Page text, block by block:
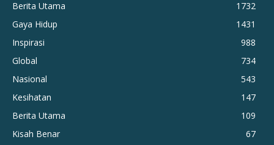
Berita Utama
1732
Gaya Hidup
1431
Inspirasi
988
Global
734
Nasional
543
Kesihatan
147
Berita Utama
109
Kisah Benar
67